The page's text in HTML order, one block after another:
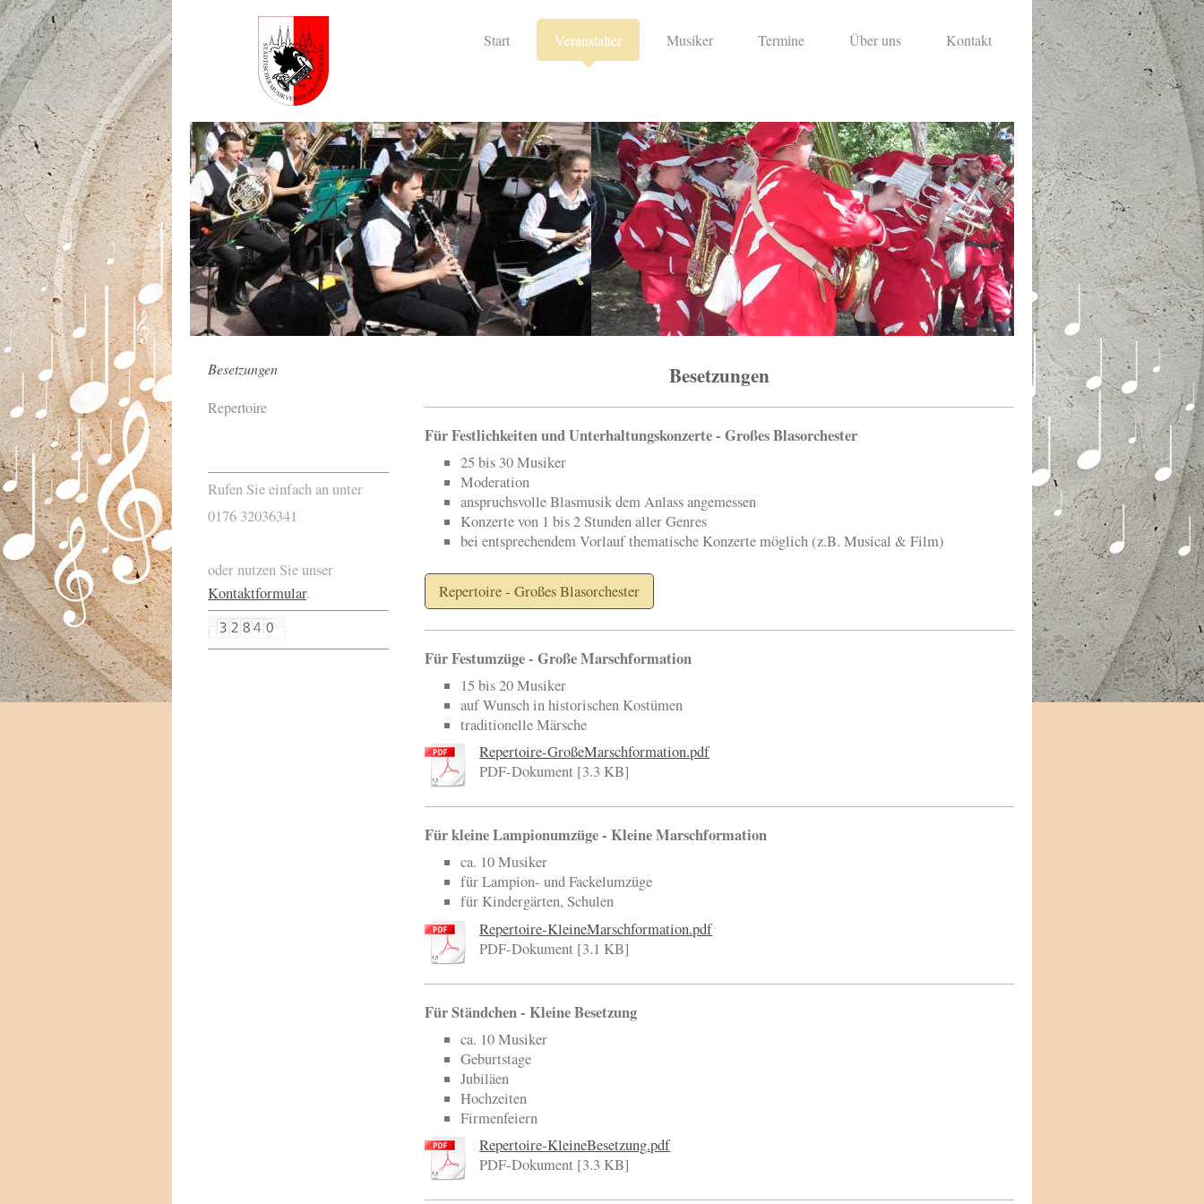
Start Veranstalter Musiker Termine Über uns Kontakt
Besetzungen
Für Festlichkeiten und Unterhaltungskonzerte - Großes Blasorchester
25 bis 30 Musiker
Moderation
anspruchsvolle Blasmusik dem Anlass angemessen
Konzerte von 1 bis 2 Stunden aller Genres
bei entsprechendem Vorlauf thematische Konzerte möglich (z.B. Musical & Film)
Repertoire - Großes Blasorchester
Für Festumzüge - Große Marschformation
15 bis 20 Musiker
auf Wunsch in historischen Kostümen
traditionelle Märsche
Repertoire-GroßeMarschformation.pdf
PDF-Dokument [3.3 KB]
Für kleine Lampionumzüge - Kleine Marschformation
ca. 10 Musiker
für Lampion- und Fackelumzüge
für Kindergärten, Schulen
Repertoire-KleineMarschformation.pdf
PDF-Dokument [3.1 KB]
Für Ständchen - Kleine Besetzung
ca. 10 Musiker
Geburtstage
Jubiläen
Hochzeiten
Firmenfeiern
Repertoire-KleineBesetzung.pdf
PDF-Dokument [3.3 KB]
Besetzungen
Repertoire
Rufen Sie einfach an unter
0176 32036341
oder nutzen Sie unser
Kontaktformular.